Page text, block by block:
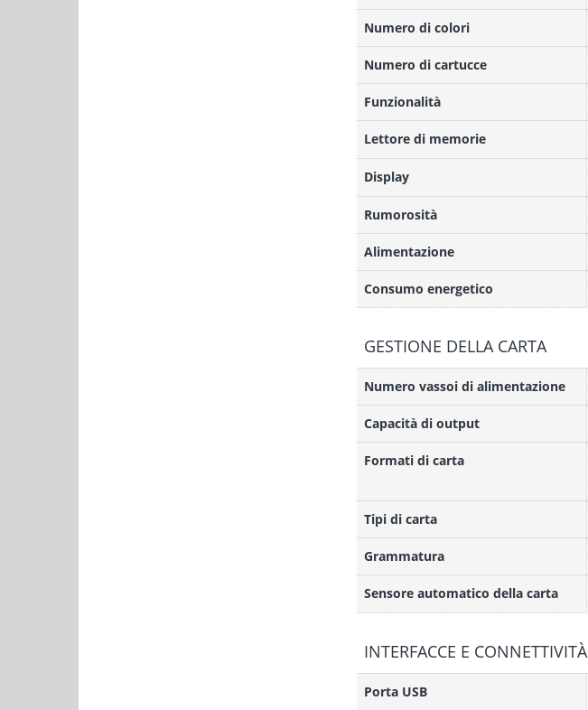
Numero di colori
Numero di cartucce
Funzionalità
Lettore di memorie
Display
Rumorosità
Alimentazione
Consumo energetico
GESTIONE DELLA CARTA
Numero vassoi di alimentazione
Capacità di output
Formati di carta
Tipi di carta
Grammatura
Sensore automatico della carta
INTERFACCE E CONNETTIVITÀ
Porta USB